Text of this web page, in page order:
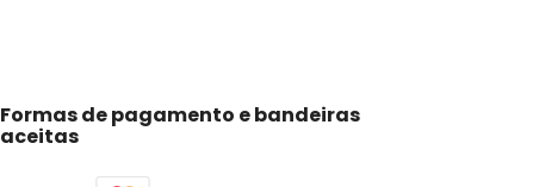
Formas de pagamento e bandeiras
aceitas